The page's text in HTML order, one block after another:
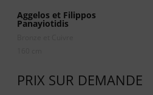
Aggelos et Filippos
Panayiotidis
PRIX SUR DEMANDE